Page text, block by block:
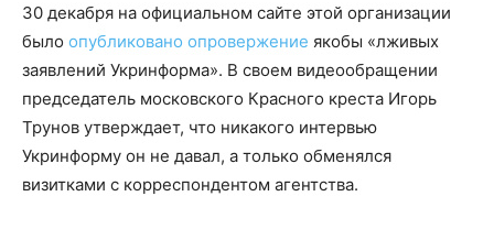
30 декабря на официальном сайте этой организации
было опубликовано опровержение якобы «лживых
заявлений Укринформа». В своем видеообращении
председатель московского Красного креста Игорь
Трунов утверждает, что никакого интервью
Укринформу он не давал, а только обменялся
визитками с корреспондентом агентства.